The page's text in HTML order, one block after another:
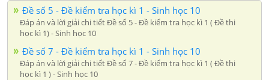
Đề số 5 - Đề kiểm tra học kì 1 - Sinh học 10
Đáp án và lời giải chi tiết Đề số 5 - Đề kiểm tra học kì 1 ( Đề thi
học kì 1) - Sinh học 10
Đề số 7 - Đề kiểm tra học kì 1 - Sinh học 10
Đáp án và lời giải chi tiết Đề số 7 - Đề kiểm tra học kì 1 ( Đề thi
học kì 1 ) - Sinh học 10